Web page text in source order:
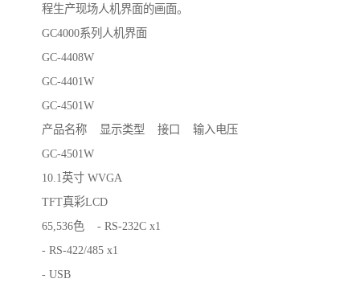
程生产现场人机界面的画面。
GC4000系列人机界面
GC-4408W
GC-4401W
GC-4501W
产品名称 显示类型 接口 输入电压
GC-4501W
10.1英寸 WVGA
TFT真彩LCD
65,536色 - RS-232C x1
- RS-422/485 x1
- USB